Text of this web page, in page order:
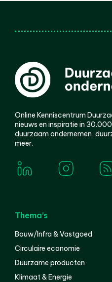
Online Kenniscentrum
nieuws en inspiratie in
duurzaam ondernemen,
meer.
Thema’s
Bouw/Infra & Vastgoed
Circulaire economie
Duurzame producten
Klimaat & Energie